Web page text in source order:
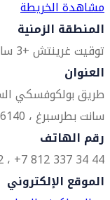
مشاهدة الخريطة
المنطقة الزمنية
توقيت غرينتش +3 ساعات
العنوان
طريق بولكوفسكي
سانت بطرسبرغ ، 196140 روسيا
رقم الهاتف
44 34 337 812 7+ ، 22 38 337 812 7+ ، 00 30 324 812 7+
الموقع الإلكتروني